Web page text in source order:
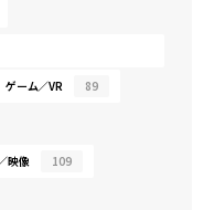
ゲーム／VR 89
映像 109